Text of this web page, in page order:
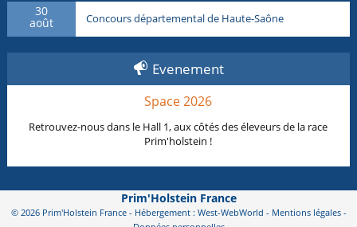
30
août Concours départemental de Haute-Saône
Evenement
Space 2026
Retrouvez-nous dans le Hall 1, aux côtés des éleveurs de la race
Prim'holstein !
Prim'Holstein France
© 2026 Prim'Holstein France - Hébergement : West-WebWorld - Mentions légales-